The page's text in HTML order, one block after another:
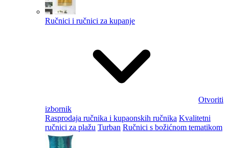
Ručnici i ručnici za kupanje
Otvoriti
izbornik
Rasprodaja ručnika i kupaonskih ručnika Kvalitetni
ručnici za plažu Turban Ručnici s božićnom tematikom